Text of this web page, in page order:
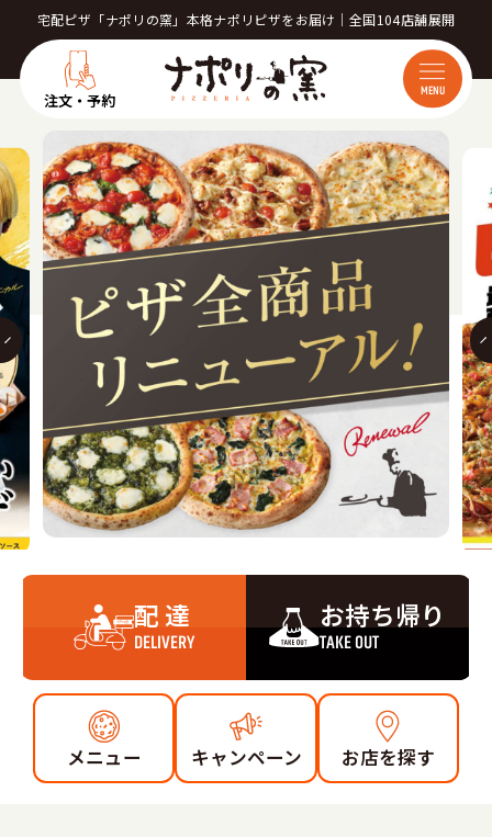
宅配ピザ「ナポリの窯」本格ナポリピザをお届け｜全国104店舗展開
注文・予約 MENU
配 達
DELIVERY
お持ち帰り
TAKE OUT
メニュー キャンペーン お店を探す